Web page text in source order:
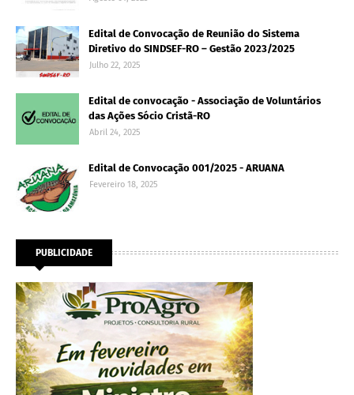
Edital de Convocação de Reunião do Sistema
Diretivo do SINDSEF-RO – Gestão 2023/2025
Julho 22, 2025
Edital de convocação - Associação de Voluntários
das Ações Sócio Cristã-RO
Abril 24, 2025
Edital de Convocação 001/2025 - ARUANA
Fevereiro 18, 2025
PUBLICIDADE